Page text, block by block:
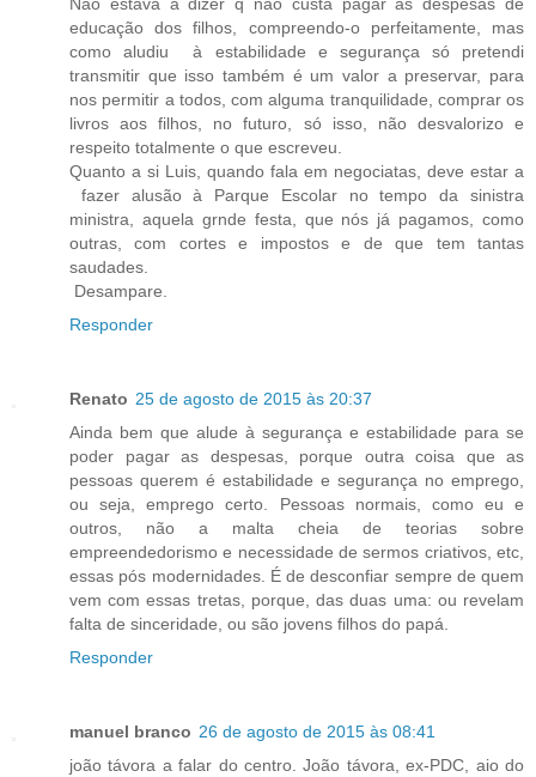
Não estava a dizer q não custa pagar as despesas de
educação dos filhos, compreendo-o perfeitamente, mas
como aludiu à estabilidade e segurança só pretendi
transmitir que isso também é um valor a preservar, para
nos permitir a todos, com alguma tranquilidade, comprar os
livros aos filhos, no futuro, só isso, não desvalorizo e
respeito totalmente o que escreveu.
Quanto a si Luis, quando fala em negociatas, deve estar a
fazer alusão à Parque Escolar no tempo da sinistra
ministra, aquela grnde festa, que nós já pagamos, como
outras, com cortes e impostos e de que tem tantas
saudades.
Desampare.
Responder
Renato 25 de agosto de 2015 às 20:37
Ainda bem que alude à segurança e estabilidade para se
poder pagar as despesas, porque outra coisa que as
pessoas querem é estabilidade e segurança no emprego,
ou seja, emprego certo. Pessoas normais, como eu e
outros, não a malta cheia de teorias sobre
empreendedorismo e necessidade de sermos criativos, etc,
essas pós modernidades. É de desconfiar sempre de quem
vem com essas tretas, porque, das duas uma: ou revelam
falta de sinceridade, ou são jovens filhos do papá.
Responder
manuel branco 26 de agosto de 2015 às 08:41
joão távora a falar do centro. João távora, ex-PDC, aio do